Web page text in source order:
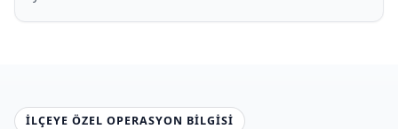
İLÇEYE ÖZEL OPERASYON BILGISI